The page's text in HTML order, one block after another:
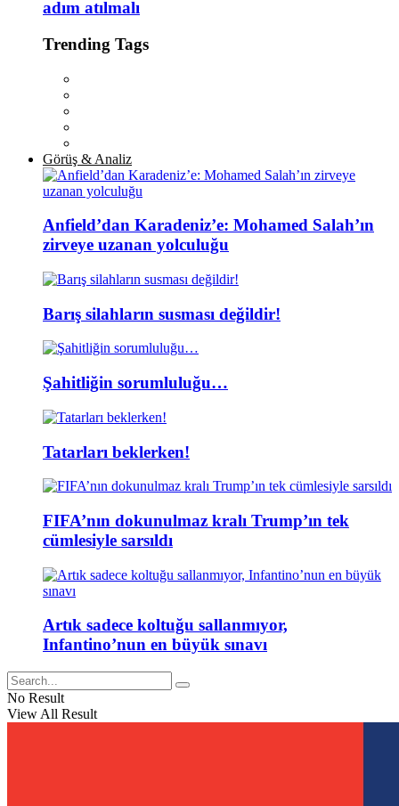
adım atılmalı
Trending Tags
Görüş & Analiz
Anfield’dan Karadeniz’e: Mohamed Salah’ın
zirveye uzanan yolculuğu
Barış silahların susması değildir!
Şahitliğin sorumluluğu…
Tatarları beklerken!
FIFA’nın dokunulmaz kralı Trump’ın tek
cümlesiyle sarsıldı
Artık sadece koltuğu sallanmıyor,
Infantino’nun en büyük sınavı
No Result
View All Result